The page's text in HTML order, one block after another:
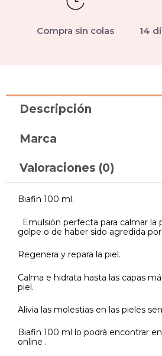
Compra sin colas 14
Descripción
Marca
Valoraciones (0)
Biafin 100 ml.
Emulsión perfecta para calmar la
golpe o de haber sido agredida
Regenera y repara la piel.
Calma e hidrata hasta las capas
piel.
Alivia las molestias en las pieles
Biafin 100 ml lo podrá encontrar
online .